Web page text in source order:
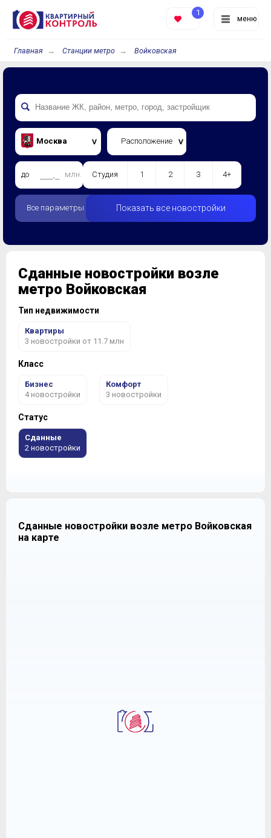
меню
1
Главная Станции метро Войковская
Москва Расположение
до млн. Студия 1 2 3 4+
Все параметры Показать все новостройки
Сданные новостройки возле
метро Войковская
Тип недвижимости
Квартиры
3 новостройки от 11.7 млн
Класс
Бизнес
4 новостройки
Комфорт
3 новостройки
Статус
Сданные
2 новостройки
Сданные новостройки возле метро Войковская
на карте